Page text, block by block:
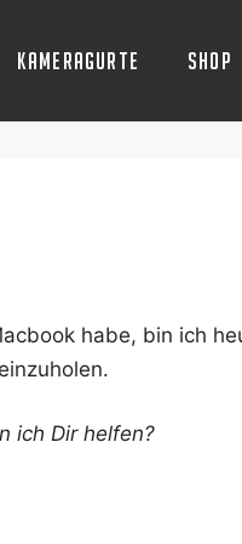
Kameragurte Shop
habe, bin ich
ich Dir helfen?